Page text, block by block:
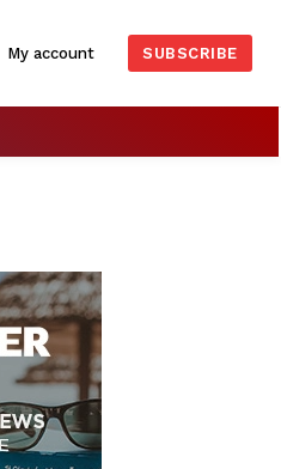
My account SUBSCRIBE